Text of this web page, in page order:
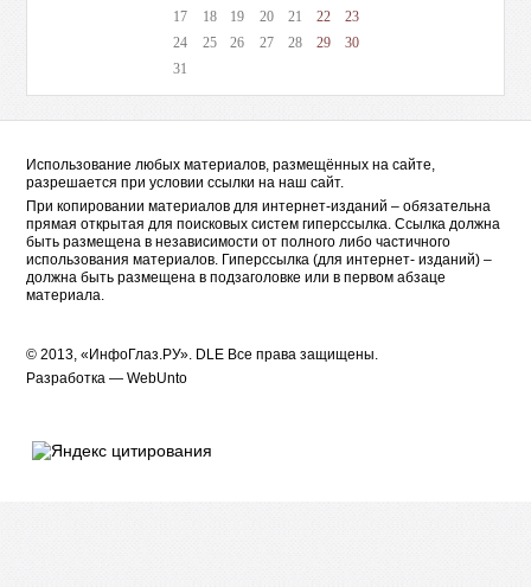
17
18 19 20 21 22
23
24
25 26 27 28 29
30
31
Использование любых материалов, размещённых на сайте,
разрешается при условии ссылки на наш сайт.
При копировании материалов для интернет-изданий – обязательна
прямая открытая для поисковых систем гиперссылка. Ссылка должна
быть размещена в независимости от полного либо частичного
использования материалов. Гиперссылка (для интернет- изданий) –
должна быть размещена в подзаголовке или в первом абзаце
материала.
© 2013, «ИнфоГлаз.РУ». DLE Все права защищены.
Разработка —WebUnto